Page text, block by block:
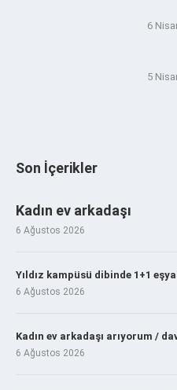
6
5
Son İçerikler
Kadın ev arkadaşı
6 Ağustos 2026
Yıldız kampüsü dibinde 1+1
6 Ağustos 2026
Kadın ev arkadaşı arıyorum /
6 Ağustos 2026